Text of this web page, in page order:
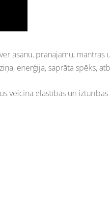
asanu, pranajamu,
enerģija, saprāta spēks,
veicina elastības un